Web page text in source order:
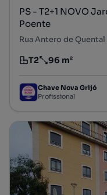
PS - T2+1 NOVO
Poente
Tipologia
T2
Preço por metro
96 m²
Chave Nova Grijó
Profissional